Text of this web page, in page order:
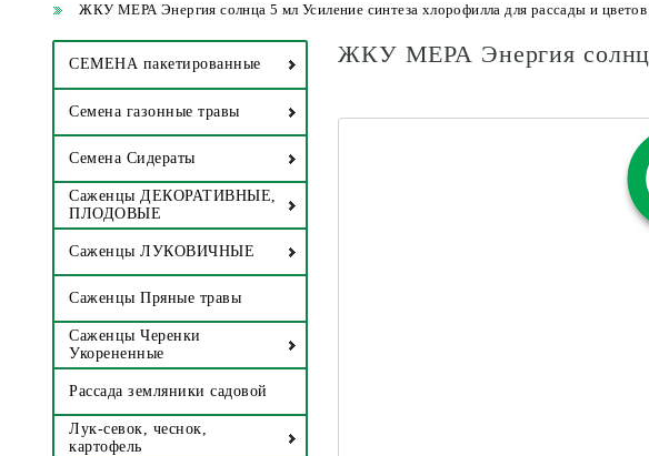
ЖКУ МЕРА Энергия солнца 5 мл Усиление синтеза хлорофилла для рассады и
СЕМЕНА пакетированные
Семена газонные травы
Семена Сидераты
Саженцы ДЕКОРАТИВНЫЕ,
ПЛОДОВЫЕ
Саженцы ЛУКОВИЧНЫЕ
Саженцы Пряные травы
Саженцы Черенки
Укорененные
Рассада земляники садовой
Лук-севок, чеснок,
картофель
ЖКУ МЕРА Энергия солнца